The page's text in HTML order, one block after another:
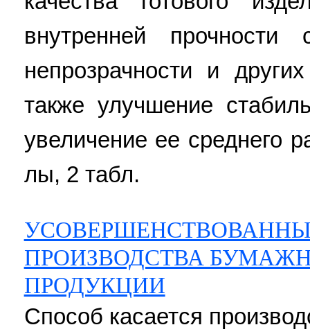
внутренней прочности
непрозрачности и
также улучшение
увеличение ее среднего
лы, 2 табл.
ПРОИЗВОДСТВА
ПРОДУКЦИИ
Способ касается